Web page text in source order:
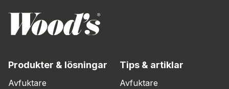
Produkter & lösningar
Avfuktare
Tips & artiklar
Avfuktare